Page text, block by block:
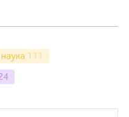
наука 111